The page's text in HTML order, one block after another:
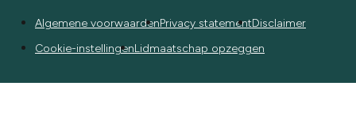
Algemene voorwaardenPrivacy statementDisclaimer
Cookie-instellingenLidmaatschap opzeggen